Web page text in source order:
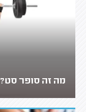
מה זה סופר סט?